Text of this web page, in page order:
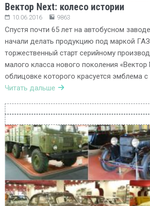
Вектор Next: колесо истории
10.06.2016 9863
Спустя почти 65 лет на автобусном
начали делать продукцию под маркой
торжественный старт серийному
малого класса нового поколения «Вектор
облицовке которого красуется эмблема с
Читать дальше